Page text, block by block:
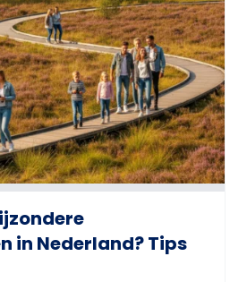
in Nederland? Tips